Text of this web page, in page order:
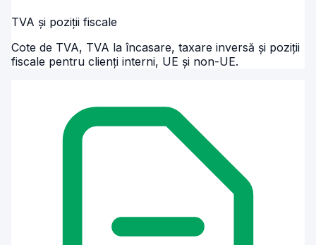
TVA și poziții fiscale
Cote de TVA, TVA la încasare, taxare inversă și poziții
fiscale pentru clienți interni, UE și non-UE.